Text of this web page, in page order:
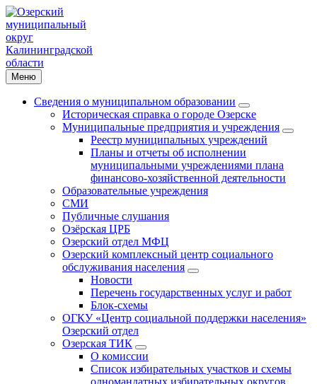
Меню
Сведения о муниципальном образовании
Историческая справка о городе Озерске
Муниципальные предприятия и учреждения
Реестр муниципальных учреждений
Планы и отчеты об исполнении
муниципальными учреждениями плана
финансово-хозяйственной деятельности
Образовательные учреждения
СМИ
Публичные слушания
Озёрская ЦРБ
Озерский отдел МФЦ
Озерский комплексный центр социального
обслуживания населения
Новости
Перечень государственных услуг и работ
Блок-схемы
ОГКУ «Центр социальной поддержки населения»
Озерский отдел
Озерская ТИК
О комиссии
Список избирательных участков и схемы
одномандатных избирательных округов